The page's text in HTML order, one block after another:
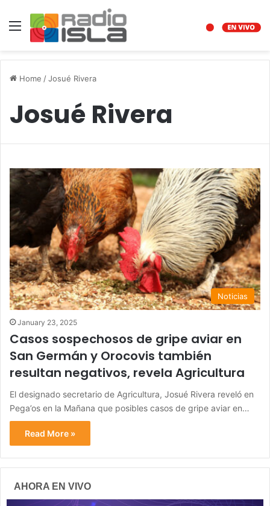
Menu
Home /Josué Rivera
Josué Rivera
Noticias
January 23, 2025
Casos sospechosos de gripe aviar en
San Germán y Orocovis también
resultan negativos, revela Agricultura
El designado secretario de Agricultura, Josué Rivera reveló en
Pega’os en la Mañana que posibles casos de gripe aviar en…
Read More »
AHORA EN VIVO